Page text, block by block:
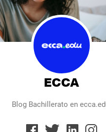
ECCA
Blog Bachillerato en